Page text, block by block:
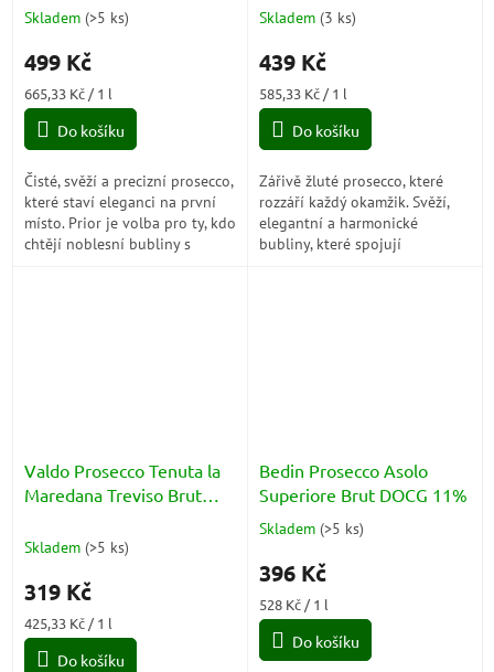
DOCG 12% 0,75l
Skladem (>5 ks)
499 Kč
Měrná
cena:
665,33 Kč / 1 l
Do košíku
Čisté, svěží a precizní prosecco,
které staví eleganci na první
místo. Prior je volba pro ty, kdo
chtějí noblesní bubliny s
Skladem (3 ks)
439 Kč
Měrná
cena:
585,33 Kč / 1 l
Do košíku
Zářivě žluté prosecco, které
rozzáří každý okamžik. Svěží,
elegantní a harmonické
bubliny, které spojují
Valdo Prosecco Tenuta la
Maredana Treviso Brut
Skladem (>5 ks)
319 Kč
Měrná
cena:
425,33 Kč / 1 l
Do košíku
Bedin Prosecco Asolo
Superiore Brut DOCG 11%
Průměrné
produktu
5,0
5
Skladem (>5 ks)
396 Kč
Měrná
cena:
528 Kč / 1 l
Do košíku